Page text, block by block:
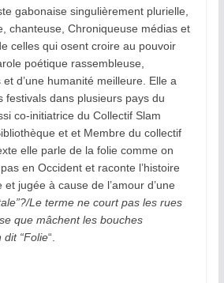
gabonaise singulièrement plurielle,
chanteuse, Chroniqueuse médias et
celles qui osent croire au pouvoir
poétique rassembleuse,
d’une humanité meilleure. Elle a
festivals dans plusieurs pays du
co-initiatrice du Collectif Slam
et et Membre du collectif
elle parle de la folie comme on
en Occident et raconte l’histoire
et jugée à cause de l’amour d’une
Le terme ne court pas les rues
que mâchent les bouches
dit “Folie“.